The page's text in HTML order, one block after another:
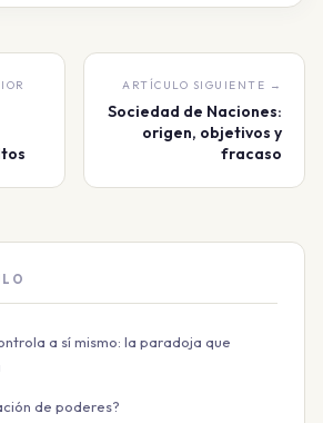
ARTÍCULO SIGUIENTE →
Sociedad de Naciones:
origen, objetivos y
fracaso
a sí mismo: la paradoja que
de poderes?